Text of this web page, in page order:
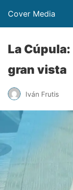
Cover Media
La
gran vista
Iván Frutis